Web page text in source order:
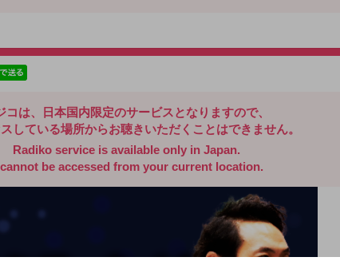
コは、日本国内限定のサービスとなりますので、
している場所からお聴きいただくことはできません。
Radiko service is available only in Japan.
be accessed from your current location.